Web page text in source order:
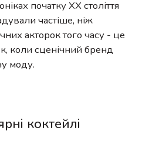
початку XX століття
частіше, ніж
акторок того часу - це
коли сценічний бренд
моду.
коктейлі